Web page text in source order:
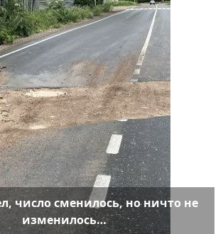
число сменилось, но ничто не
изменилось…